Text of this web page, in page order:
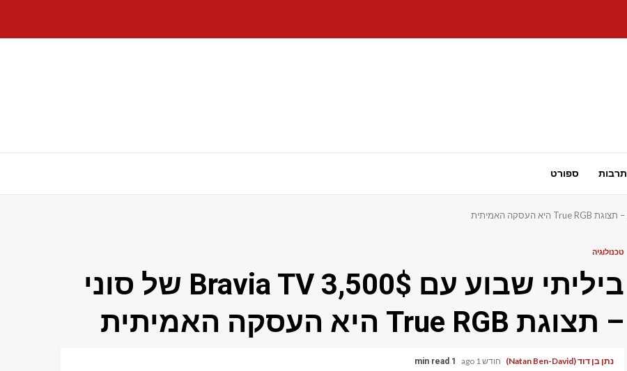
תרבות ספורט
טכנולוגיה
ביליתי שבוע עם 3,500$ Bravia TV של סוני
– תצוגת True RGB היא העסקה האמיתית
נתן בן דוד (Natan Ben-David) חודש 1 ago 1 min read